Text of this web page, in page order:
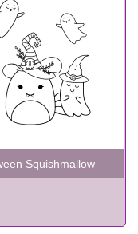
de Demônios
Squishmallow